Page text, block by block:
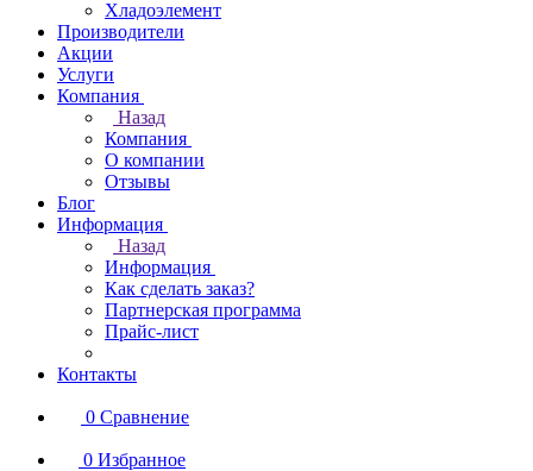
Хладоэлемент
Производители
Акции
Услуги
Компания
Назад
Компания
О компании
Отзывы
Блог
Информация
Назад
Информация
Как сделать заказ?
Партнерская программа
Прайс-лист
Контакты
0 Сравнение
0 Избранное